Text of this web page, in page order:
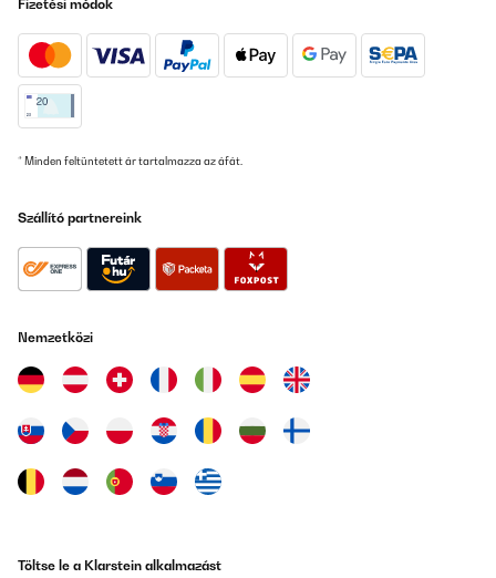
Fizetési módok
* Minden feltüntetett ár tartalmazza az áfát.
Szállító partnereink
Nemzetközi
Töltse le a Klarstein alkalmazást